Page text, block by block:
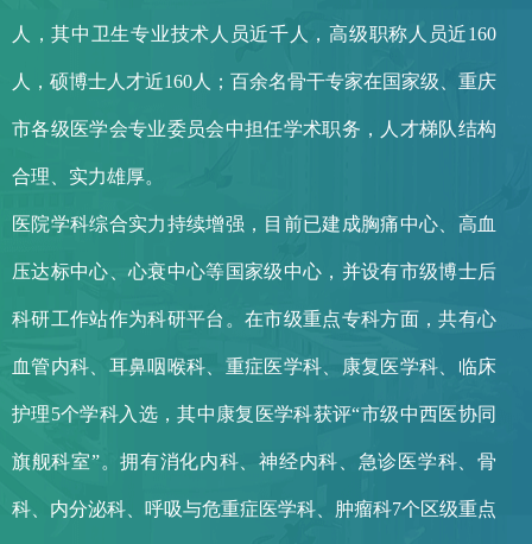
人，其中卫生专业技术人员近千人，高级职称人员近160
人，硕博士人才近160人；百余名骨干专家在国家级、重庆
市各级医学会专业委员会中担任学术职务，人才梯队结构
合理、实力雄厚。
医院学科综合实力持续增强，目前已建成胸痛中心、高血
压达标中心、心衰中心等国家级中心，并设有市级博士后
科研工作站作为科研平台。在市级重点专科方面，共有心
血管内科、耳鼻咽喉科、重症医学科、康复医学科、临床
护理5个学科入选，其中康复医学科获评“市级中西医协同
旗舰科室”。拥有消化内科、神经内科、急诊医学科、骨
科、内分泌科、呼吸与危重症医学科、肿瘤科7个区级重点